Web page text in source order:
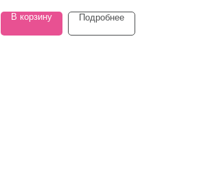
В корзину Подробнее